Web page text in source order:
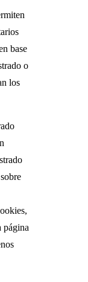
base
o
los
página